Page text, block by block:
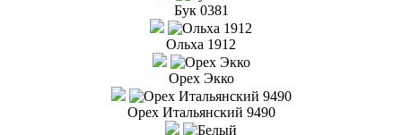
Бук 0381
Ольха 1912
Орех Экко
Орех Итальянский 9490